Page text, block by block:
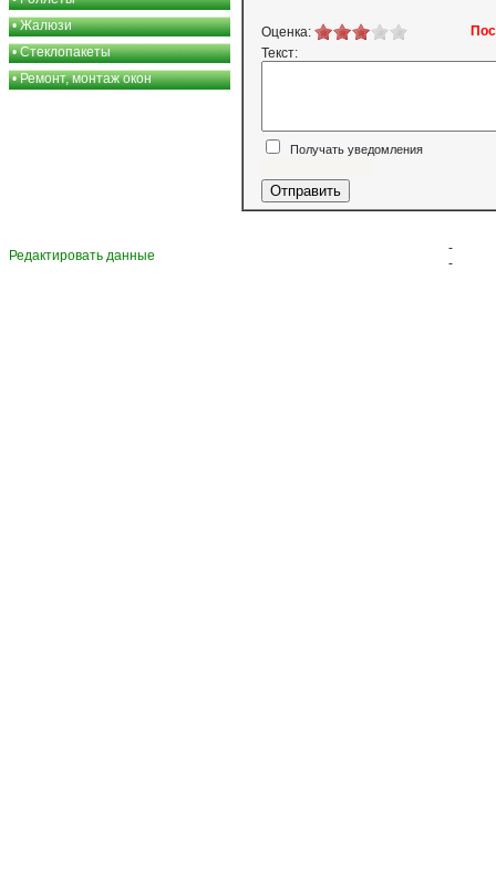
•Жалюзи
•Стеклопакеты
•Ремонт, монтаж окон
Оценка:
Текст:
Получать уведомления
Редактировать данные
-
-